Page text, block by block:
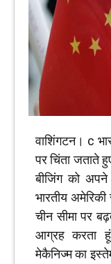
वाशिंगटन। c
पर चिंता जताते
बीजिंग को अपने
भारतीय
चीन सीमा पर
आग्रह करता हूं
मेकैनिज्म का